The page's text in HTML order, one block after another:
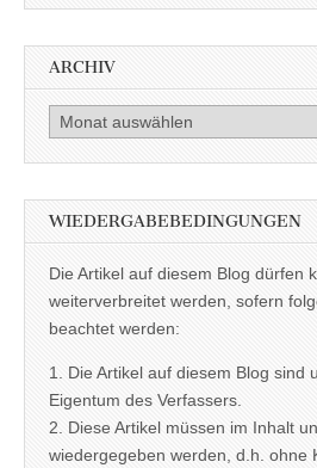
ARCHIV
Archiv
WIEDERGABEBEDINGUNGEN
Die Artikel auf diesem Blog dürfen
weiterverbreitet werden, sofern
beachtet werden:
1. Die Artikel auf diesem Blog sind
Eigentum des Verfassers.
2. Diese Artikel müssen im Inhalt
wiedergegeben werden, d.h. ohne